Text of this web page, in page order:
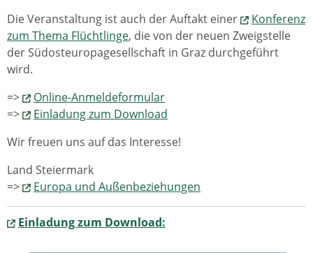
Die Veranstaltung ist auch der Auftakt einer
Konferenz
zum Thema Flüchtlinge, die von der neuen Zweigstelle
der Südosteuropagesellschaft in Graz durchgeführt
wird.
=>
Online-Anmeldeformular
=>
Einladung zum Download
Wir freuen uns auf das Interesse!
Land Steiermark
=>
Europa und Außenbeziehungen
Einladung zum Download: